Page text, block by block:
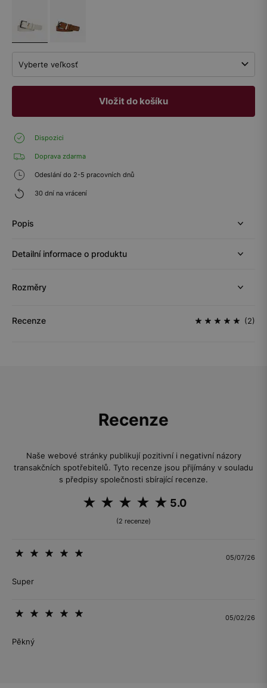
Vyberte veľkosť
Vložit do košíku
Dispozici
Doprava zdarma
Odeslání do 2-5 pracovních dnů
30 dní na vrácení
Popis
Detailní informace o produktu
Rozměry
Recenze (2)
Recenze
Naše webové stránky publikují pozitivní i negativní názory
transakčních spotřebitelů. Tyto recenze jsou přijímány v souladu
s předpisy společnosti sbírající recenze.
5.0
(2 recenze)
05/07/26
Super
05/02/26
Pěkný